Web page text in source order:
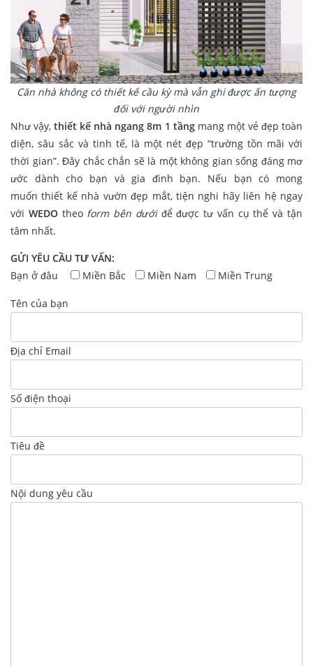
Căn nhà không có thiết kế cầu kỳ mà vẫn ghi được ấn tượng
đối với người nhìn
Như vậy, thiết kế nhà ngang 8m 1 tầng mang một vẻ đẹp toàn
diện, sâu sắc và tinh tế, là một nét đẹp “trường tồn mãi với
thời gian”. Đây chắc chắn sẽ là một không gian sống đáng mơ
ước dành cho bạn và gia đình bạn. Nếu bạn có mong
muốn thiết kế nhà vườn đẹp mắt, tiện nghi hãy liên hệ ngay
với WEDOtheo form bên dưới để được tư vấn cụ thể và tận
tâm nhất.
GỬI YÊU CẦU TƯ VẤN:
Bạn ở đâu
Miền Bắc Miền Nam Miền Trung
Tên của bạn
Địa chỉ Email
Số điện thoại
Tiêu đề
Nội dung yêu cầu